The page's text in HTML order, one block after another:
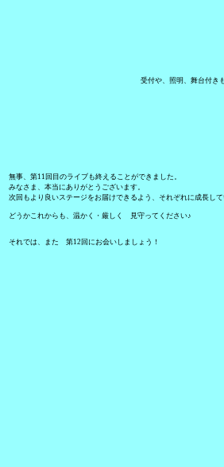
受付や、照明、舞台付き
無事、第11回目のライブも終えることができました。
みなさま、本当にありがとうございます。
次回もより良いステージをお届けできるよう、それぞれに成長して
どうかこれからも、温かく・厳しく 見守ってください♪
それでは、また 第12回にお会いしましょう！